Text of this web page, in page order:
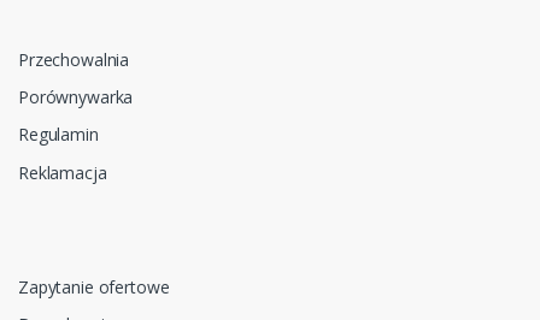
Przechowalnia
Porównywarka
Regulamin
Reklamacja
Zapytanie ofertowe